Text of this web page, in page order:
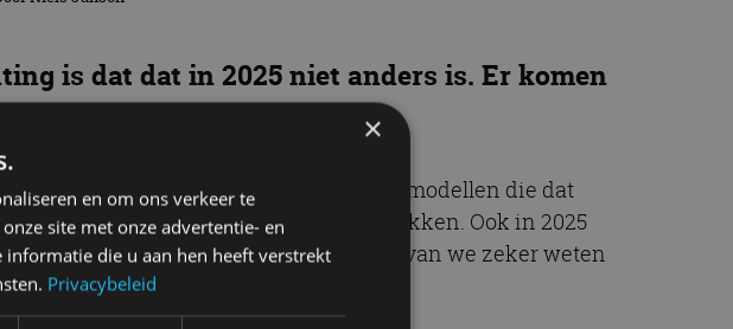
is dat dat in 2025 niet anders is. Er komen
ze voor je op een rij.
zijn ze juist niet aan te slepen. Zelfs modellen die dat
interesse van potentiële kopers te wekken. Ook in 2025
zetten we alle modellen waarvan we zeker weten
×
en om ons verkeer te
site met onze advertentie- en
die u aan hen heeft verstrekt
Privacybeleid